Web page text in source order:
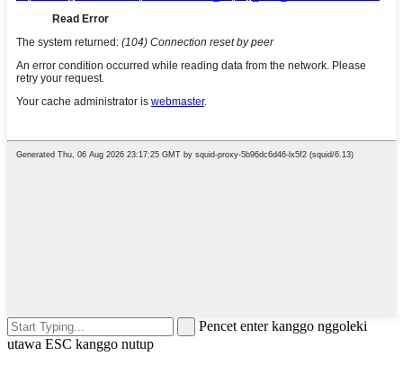
Pencet enter kanggo nggoleki
utawa ESC kanggo nutup